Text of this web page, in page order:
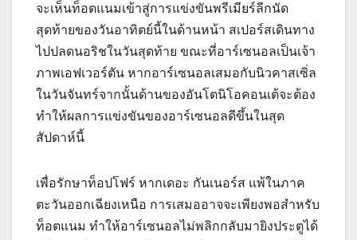
จะเห็นท็อตแนมเข้าสู่การแข่งขันพรีเมียร์ลีกนัด
สุดท้ายของวันอาทิตย์นี้ในด้านหน้า สเปอร์สเดินทาง
ไปปลดนอริชในวันสุดท้าย ขณะที่อาร์เซนอลเป็นเจ้า
ภาพเอฟเวอร์ตัน หากอาร์เซนอลเสมอกับนิวคาสเซิ่ล
ในวันจันทร์จากนั้นด้านของอันโตนิโอคอนเต้จะต้อง
ทําให้ผลการแข่งขันของอาร์เซนอลดีขึ้นในสุด
สัปดาห์นี้
เพื่อรักษาท็อปโฟร์ หากเดอะ กันเนอร์ส แพ้ในภาค
ตะวันออกเฉียงเหนือ การเสมออาจจะเพียงพอสําหรับ
ท็อตแนม ทําให้อาร์เซนอลไม่พลิกกลับมายิงประตูได้